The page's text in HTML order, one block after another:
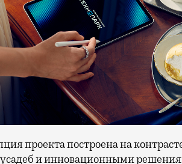
проекта построена на
усадеб и инновационными